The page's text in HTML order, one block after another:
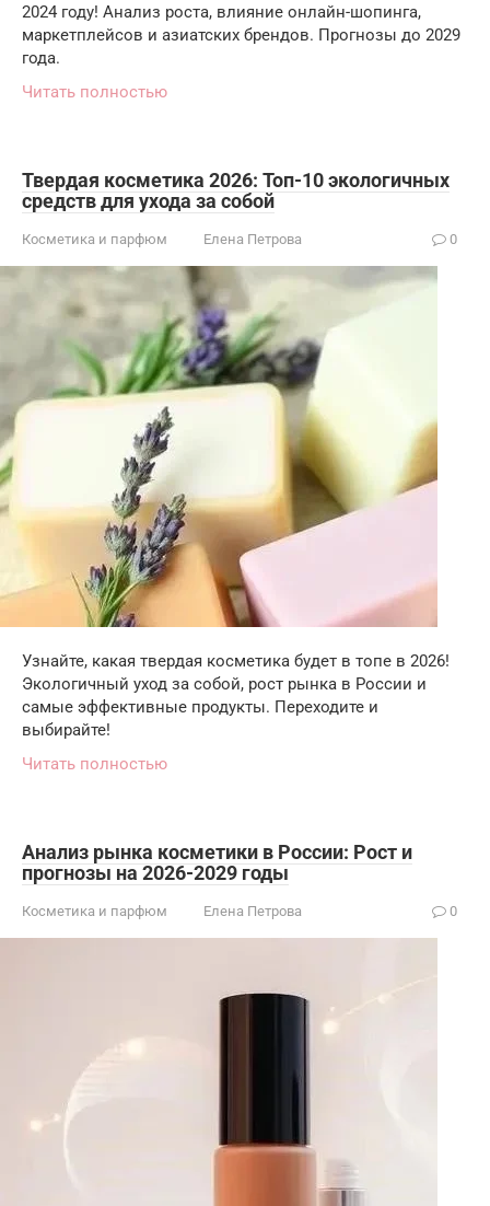
2024 году! Анализ роста, влияние онлайн-шопинга,
маркетплейсов и азиатских брендов. Прогнозы до 2029
года.
Читать полностью
Твердая косметика 2026: Топ-10 экологичных
средств для ухода за собой
Косметика и парфюм Елена Петрова 0
Узнайте, какая твердая косметика будет в топе в 2026!
Экологичный уход за собой, рост рынка в России и
самые эффективные продукты. Переходите и
выбирайте!
Читать полностью
Анализ рынка косметики в России: Рост и
прогнозы на 2026-2029 годы
Косметика и парфюм Елена Петрова 0